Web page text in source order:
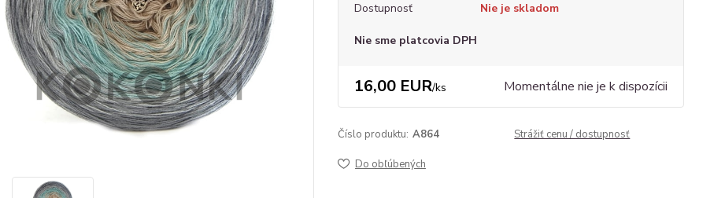
Dostupnosť Nie je skladom
Nie sme platcovia DPH
16,00 EUR/ks Momentálne nie je k dispozícii
Číslo produktu: A864 Strážiť cenu / dostupnosť
Do obľúbených